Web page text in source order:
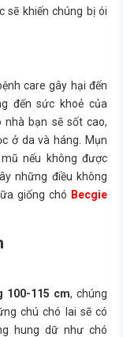
sẽ khiến chúng bị ói
care gây hại đến
đến sức khoẻ của
nhà bạn sẽ sốt cao,
ở da và háng. Mụn
nếu không được
những điều không
giống chó Becgie
100-115 cm, chúng
chú chó lai sẽ có
hung dữ như chó